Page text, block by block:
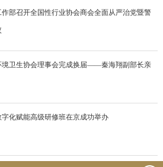
作部召开全国性行业协会商会全面从严治党暨警
境卫生协会理事会完成换届——秦海翔副部长亲
字化赋能高级研修班在京成功举办